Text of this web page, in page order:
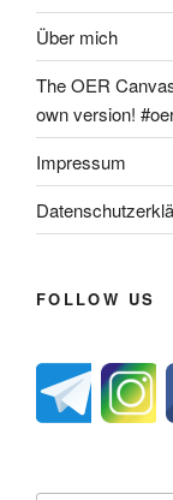
Über mich
The OER
own version!
Impressum
FOLLOW US